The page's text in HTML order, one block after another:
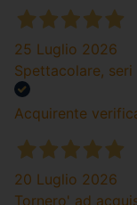
25 Luglio 2026
Spettacolare, seri
Acquirente
20 Luglio 2026
Tornero' ad